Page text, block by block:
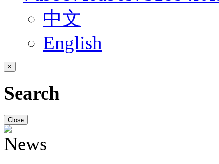
中文
English
×
Search
Close